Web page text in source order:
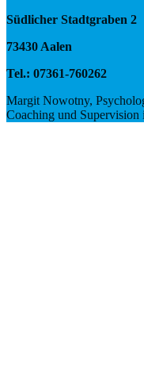
Südlicher Stadtgraben 2
73430 Aalen
Tel.: 07361-760262
Margit Nowotny,
Coaching und